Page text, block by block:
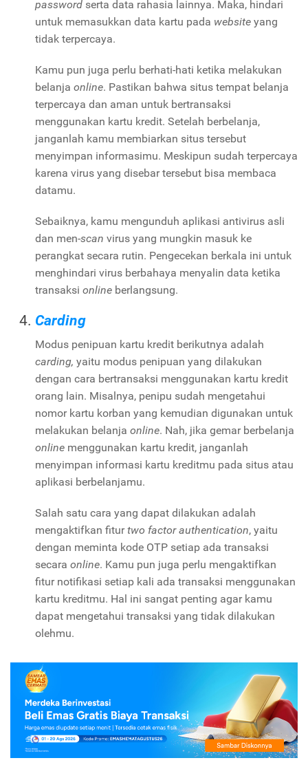
password serta data rahasia lainnya. Maka, hindari
untuk memasukkan data kartu pada website yang
tidak terpercaya.
Kamu pun juga perlu berhati-hati ketika melakukan
belanja online. Pastikan bahwa situs tempat belanja
terpercaya dan aman untuk bertransaksi
menggunakan kartu kredit. Setelah berbelanja,
janganlah kamu membiarkan situs tersebut
menyimpan informasimu. Meskipun sudah terpercaya
karena virus yang disebar tersebut bisa membaca
datamu.
Sebaiknya, kamu mengunduh aplikasi antivirus asli
dan men-scan virus yang mungkin masuk ke
perangkat secara rutin. Pengecekan berkala ini untuk
menghindari virus berbahaya menyalin data ketika
transaksi online berlangsung.
Carding
Modus penipuan kartu kredit berikutnya adalah
carding, yaitu modus penipuan yang dilakukan
dengan cara bertransaksi menggunakan kartu kredit
orang lain. Misalnya, penipu sudah mengetahui
nomor kartu korban yang kemudian digunakan untuk
melakukan belanja online. Nah, jika gemar berbelanja
online menggunakan kartu kredit, janganlah
menyimpan informasi kartu kreditmu pada situs atau
aplikasi berbelanjamu.
Salah satu cara yang dapat dilakukan adalah
mengaktifkan fiturtwo factor authentication, yaitu
dengan meminta kode OTP setiap ada transaksi
secara online. Kamu pun juga perlu mengaktifkan
fitur notifikasi setiap kali ada transaksi menggunakan
kartu kreditmu. Hal ini sangat penting agar kamu
dapat mengetahui transaksi yang tidak dilakukan
olehmu.